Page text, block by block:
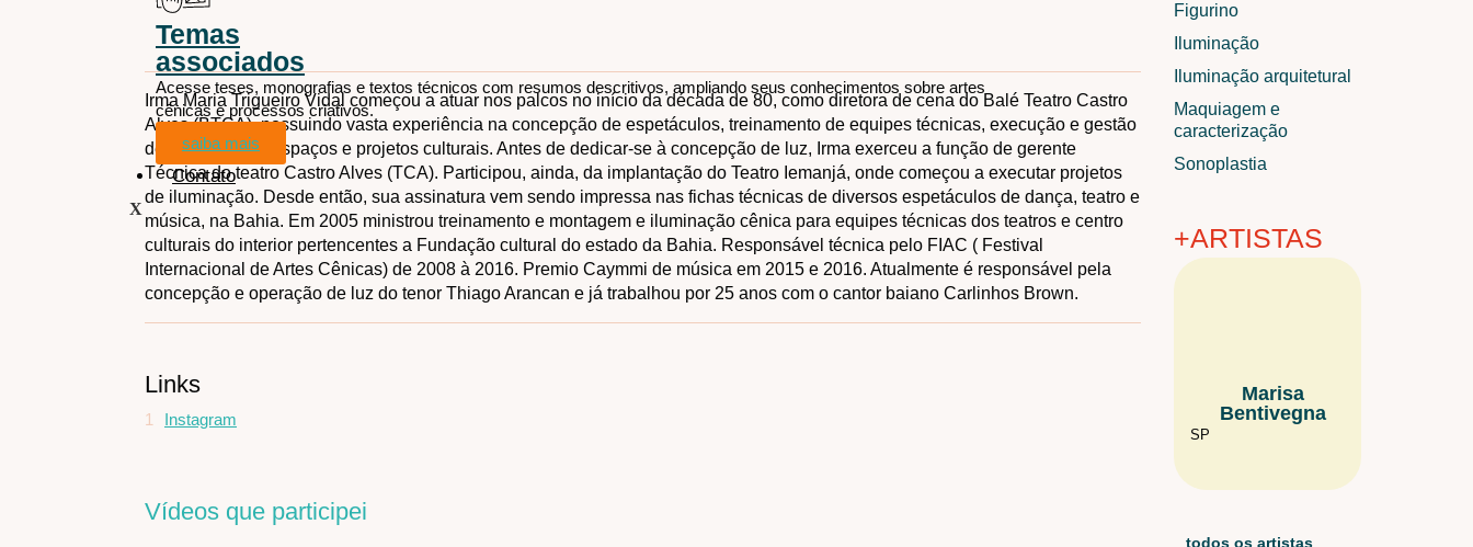
Temas
associados
Acesse teses, monografias e textos técnicos com resumos descritivos, ampliando seus conhecimentos
sobre artes cênicas e processos criativos.
saiba mais
Contato
X
Temas
associados
Acesse teses, monografias e textos técnicos com resumos descritivos, ampliando seus conhecimentos sobre artes
cênicas e processos criativos.
saiba mais
Contato
X
Figurino
Iluminação
Iluminação arquitetural
Maquiagem e
caracterização
Sonoplastia
todos os artistas
Irma Maria Trigueiro Vidal começou a atuar nos palcos no início da década de 80, como diretora de cena do Balé Teatro Castro
Alves (BTCA), possuindo vasta experiência na concepção de espetáculos, treinamento de equipes técnicas, execução e gestão
de espetáculos, espaços e projetos culturais. Antes de dedicar-se à concepção de luz, Irma exerceu a função de gerente
Técnica do teatro Castro Alves (TCA). Participou, ainda, da implantação do Teatro Iemanjá, onde começou a executar projetos
de iluminação. Desde então, sua assinatura vem sendo impressa nas fichas técnicas de diversos espetáculos de dança, teatro e
música, na Bahia. Em 2005 ministrou treinamento e montagem e iluminação cênica para equipes técnicas dos teatros e centro
culturais do interior pertencentes a Fundação cultural do estado da Bahia. Responsável técnica pelo FIAC ( Festival
Internacional de Artes Cênicas) de 2008 à 2016. Premio Caymmi de música em 2015 e 2016. Atualmente é responsável pela
concepção e operação de luz do tenor Thiago Arancan e já trabalhou por 25 anos com o cantor baiano Carlinhos Brown.
Links
1 Instagram
Vídeos que participei
Figurino
Iluminação
Iluminação arquitetural
Maquiagem e
caracterização
Sonoplastia
+ARTISTAS
Marisa
Bentivegna
SP
todos os artistas